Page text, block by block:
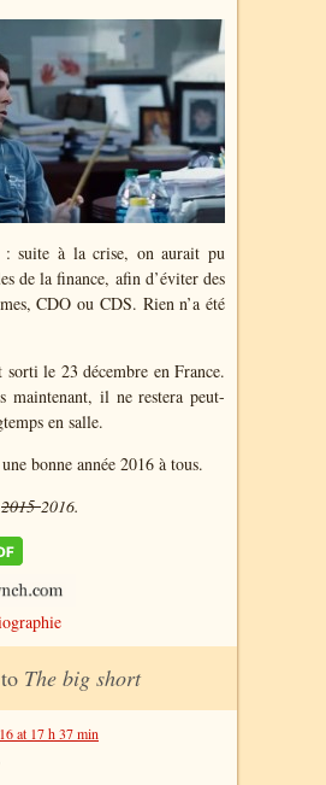
suite à la crise, on aurait pu
de la finance, afin d’éviter des
CDO ou CDS. Rien n’a été
sorti le 23 décembre en France.
maintenant, il ne restera peut-
en salle.
bonne année 2016 à tous.
20152016.
The big short
at 17 h 37 min